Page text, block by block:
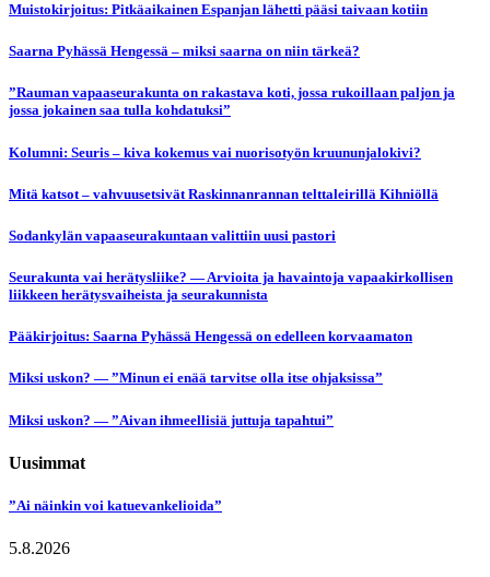
Muistokirjoitus: Pitkäaikainen Espanjan lähetti pääsi taivaan kotiin
Saarna Pyhässä Hengessä – miksi saarna on niin tärkeä?
”Rauman vapaaseurakunta on rakastava koti, jossa rukoillaan paljon ja
jossa jokainen saa tulla kohdatuksi”
Kolumni: Seuris – kiva kokemus vai nuorisotyön kruununjalokivi?
Mitä katsot – vahvuusetsivät Raskinnanrannan telttaleirillä Kihniöllä
Sodankylän vapaaseurakuntaan valittiin uusi pastori
Seurakunta vai herätysliike? — Arvioita ja havaintoja vapaakirkollisen
liikkeen herätysvaiheista ja seurakunnista
Pääkirjoitus: Saarna Pyhässä Hengessä on edelleen korvaamaton
Miksi uskon? — ”Minun ei enää tarvitse olla itse ohjaksissa”
Miksi uskon? — ”Aivan ihmeellisiä juttuja tapahtui”
Uusimmat
”Ai näinkin voi katuevankelioida”
5.8.2026